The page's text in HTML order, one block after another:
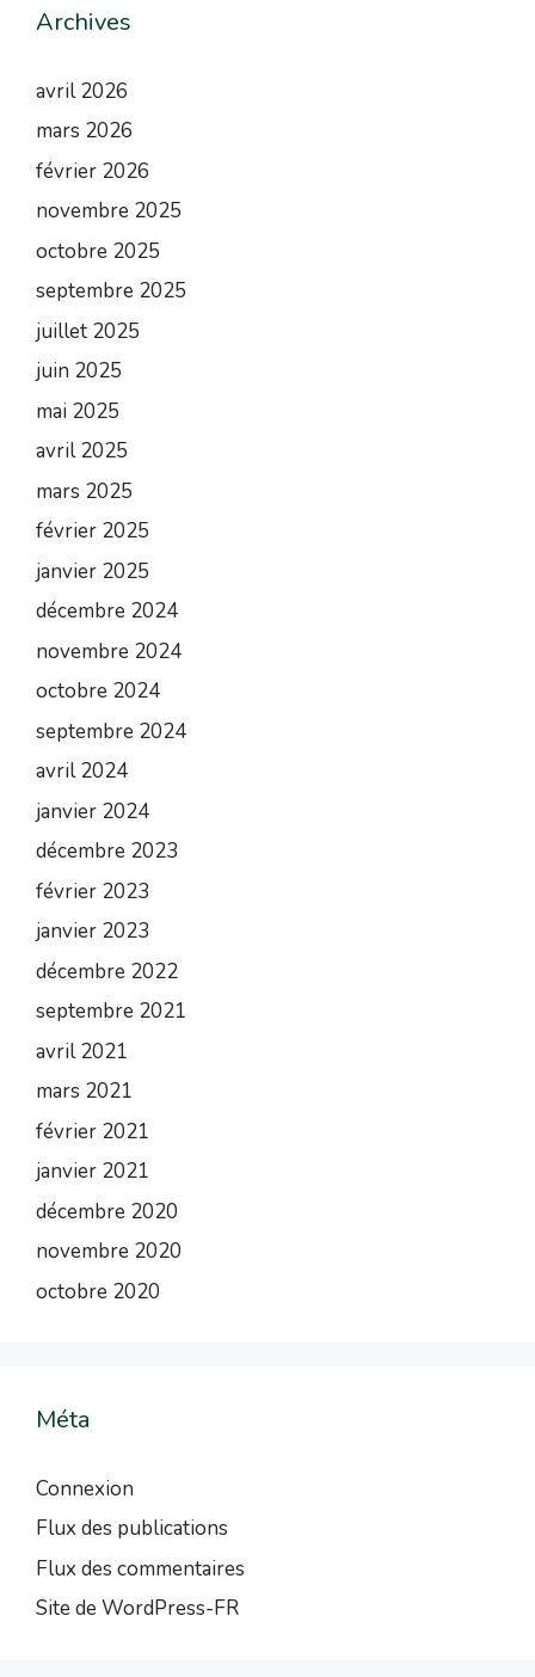
Archives
avril 2026
mars 2026
février 2026
novembre 2025
octobre 2025
septembre 2025
juillet 2025
juin 2025
mai 2025
avril 2025
mars 2025
février 2025
janvier 2025
décembre 2024
novembre 2024
octobre 2024
septembre 2024
avril 2024
janvier 2024
décembre 2023
février 2023
janvier 2023
décembre 2022
septembre 2021
avril 2021
mars 2021
février 2021
janvier 2021
décembre 2020
novembre 2020
octobre 2020
Méta
Connexion
Flux des publications
Flux des commentaires
Site de WordPress-FR